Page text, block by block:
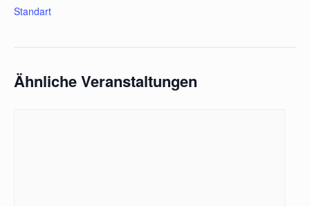
Standart
Ähnliche Veranstaltungen